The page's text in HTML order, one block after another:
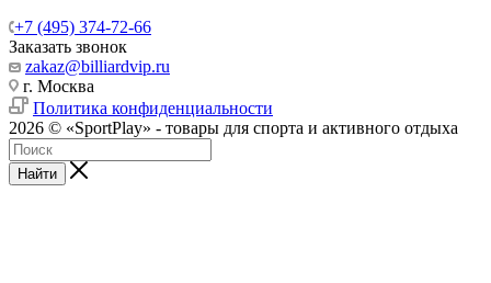
+7 (495) 374-72-66
Заказать звонок
zakaz@billiardvip.ru
г. Москва
Политика конфиденциальности
2026 © «SportPlay» - товары для спорта и активного отдыха
Найти